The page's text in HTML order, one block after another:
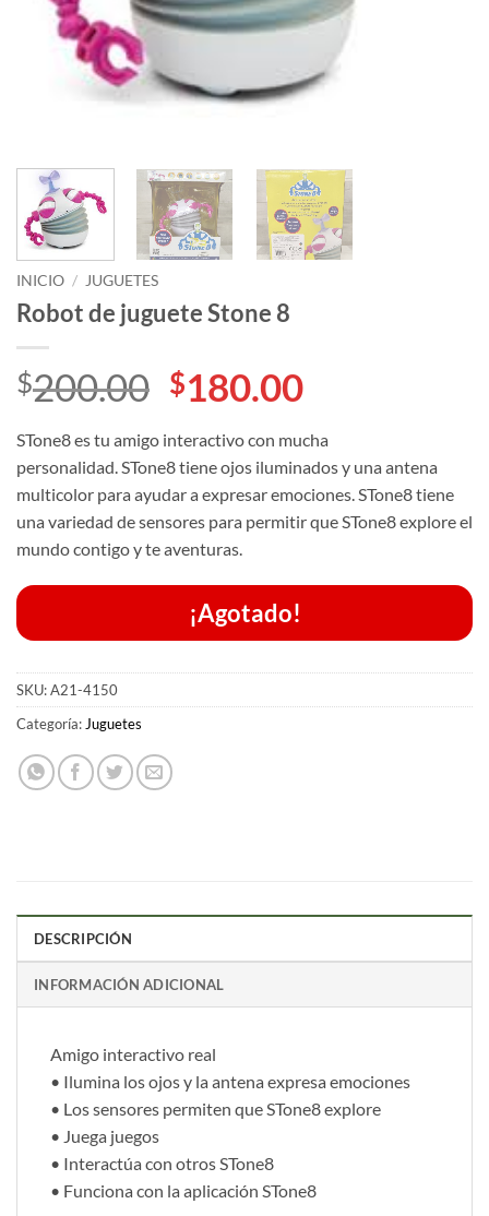
INICIO / JUGUETES
Robot de juguete Stone 8
$200.00 El
precio
original
era:
$200.00.
$180.00El
precio
actual
es:
$180.00.
STone8 es tu amigo interactivo con mucha
personalidad. STone8 tiene ojos iluminados y una antena
multicolor para ayudar a expresar emociones. STone8 tiene
una variedad de sensores para permitir que STone8 explore el
mundo contigo y te aventuras.
¡Agotado!
SKU:A21-4150
Categoría: Juguetes
DESCRIPCIÓN
INFORMACIÓN ADICIONAL
Amigo interactivo real
• Ilumina los ojos y la antena expresa emociones
• Los sensores permiten que STone8 explore
• Juega juegos
• Interactúa con otros STone8
• Funciona con la aplicación STone8